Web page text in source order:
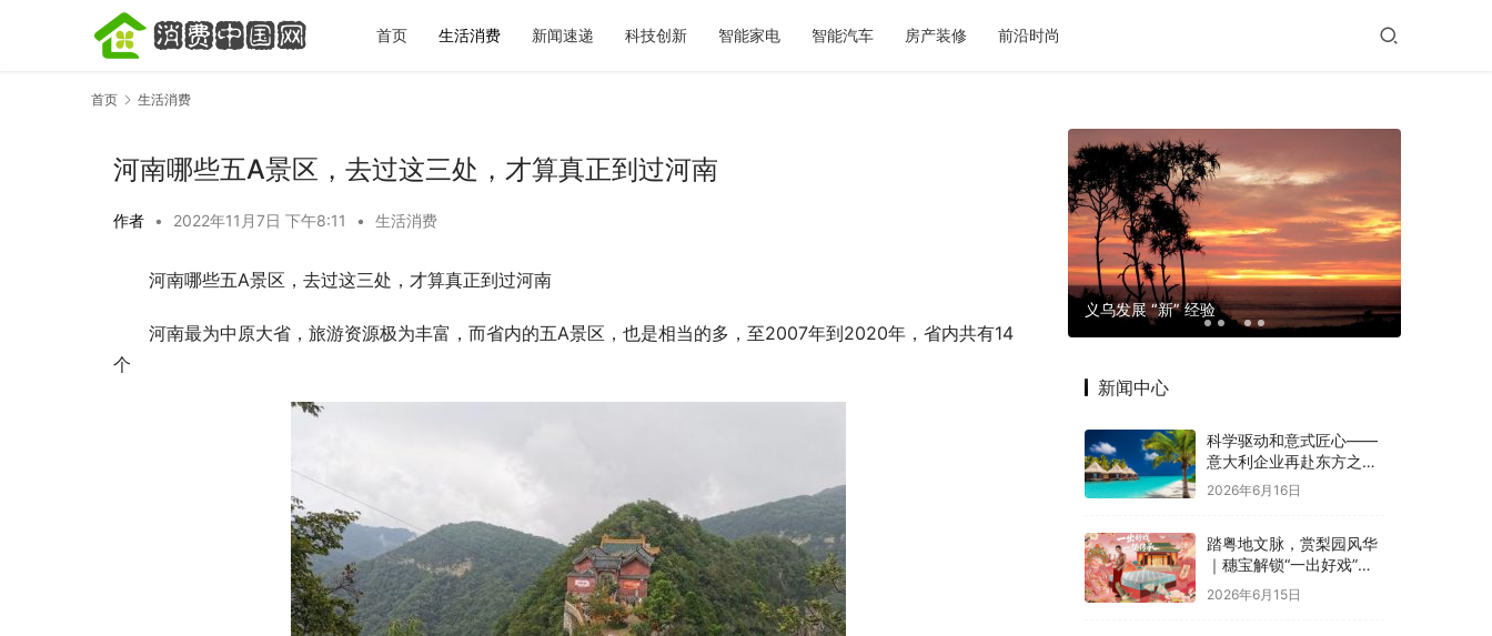
首页 生活消费 新闻速递 科技创新 智能家电 智能汽车 房产装修 前沿时尚
首页 生活消费
河南哪些五A景区，去过这三处，才算真正到过河南
作者 • 2022年11月7日 下午8:11 • 生活消费
河南哪些五A景区，去过这三处，才算真正到过河南
河南最为中原大省，旅游资源极为丰富，而省内的五A景区，也是相当的多，至2007年到2020年，省内共有14
个
宋城一梦越千年｜全场景文旅体验盘点，看
秋天第一杯奶茶如何选？暖燕现炖滋养给出
义乌发展 “新” 经验
新闻中心
科学驱动和意式匠心——
意大利企业再赴东方之约
赋能意中大健康产业深度
2026年6月16日
踏粤地文脉，赏梨园风华
｜穗宝解锁“一出好戏”文
化溯源之旅
2026年6月15日